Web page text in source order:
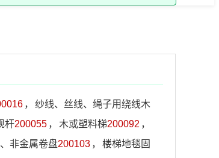
，
纱线、丝线、绳子用绕线木
杆200055 ， 木或塑料梯200092 ，
非金属卷盘200103 ，
楼梯地毯固